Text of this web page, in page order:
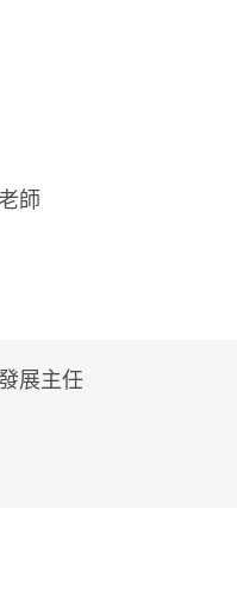
師
展主任